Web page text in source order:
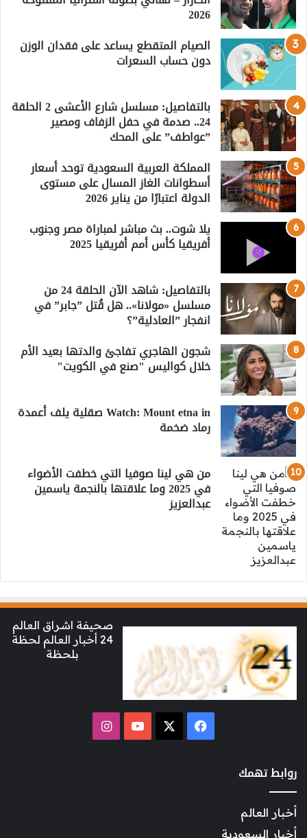
2026
الصيام المتقطع يساعد على فقدان الوزن
دون حساب السعرات
بالتفاصيل: مسلسل شارع الأعشى 2 الحلقة
24.. صدمة في حفل الزفاف ومصير
”عواطف” على المحك
المملكة العربية السعودية توحد أسعار
أسطوانات الغاز المسال على مستوى
الدولة اعتبارًا من يناير 2026
يلا شوت.. بث مباشر لمباراة مصر وجنوب
أفريقيا كأس أمم أفريقيا 2025
بالتفاصيل: شاهد الآن الحلقة 24 من
مسلسل «مولانا».. هل قُتل ”جابر” في
انفجار ”العادلية”؟
شجون الهاجري تفاجئ والدتها بعيد الأم
خلال كواليس "صنع في الكويت"
Watch: Mount etna in صقلية يلف أعمدة
رماد ضخمة
من هي لينا صوفيا التي خطفت الأضواء
في 2025 وما علاقتها بالنجمة ياسمين
عبدالعزيز
صحيفة اشراق العالم
24 أخبار العالم لحظة
بلحظة
فيسبوك ‫YouTubeانستقرام
روابط تهمك
أخبار العالم
أخبار السعودية